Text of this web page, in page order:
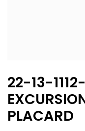
22-13-
PLACARD